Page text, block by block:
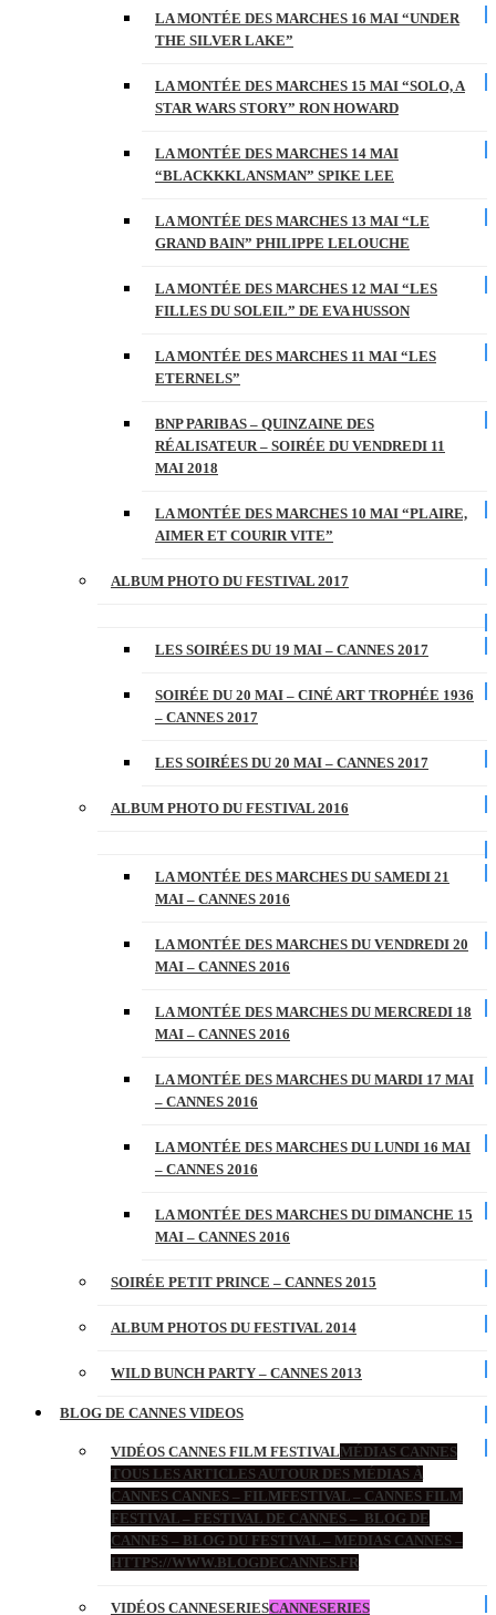
LA MONTÉE DES MARCHES 16 MAI “UNDER
THE SILVER LAKE”
LA MONTÉE DES MARCHES 15 MAI “SOLO, A
STAR WARS STORY” RON HOWARD
LA MONTÉE DES MARCHES 14 MAI
“BLACKKKLANSMAN” SPIKE LEE
LA MONTÉE DES MARCHES 13 MAI “LE
GRAND BAIN” PHILIPPE LELOUCHE
LA MONTÉE DES MARCHES 12 MAI “LES
FILLES DU SOLEIL” DE EVA HUSSON
LA MONTÉE DES MARCHES 11 MAI “LES
ETERNELS”
BNP PARIBAS – QUINZAINE DES
RÉALISATEUR – SOIRÉE DU VENDREDI 11
MAI 2018
LA MONTÉE DES MARCHES 10 MAI “PLAIRE,
AIMER ET COURIR VITE”
ALBUM PHOTO DU FESTIVAL 2017
LES SOIRÉES DU 19 MAI – CANNES 2017
SOIRÉE DU 20 MAI – CINÉ ART TROPHÉE 1936
– CANNES 2017
LES SOIRÉES DU 20 MAI – CANNES 2017
ALBUM PHOTO DU FESTIVAL 2016
LA MONTÉE DES MARCHES DU SAMEDI 21
MAI – CANNES 2016
LA MONTÉE DES MARCHES DU VENDREDI 20
MAI – CANNES 2016
LA MONTÉE DES MARCHES DU MERCREDI 18
MAI – CANNES 2016
LA MONTÉE DES MARCHES DU MARDI 17 MAI
– CANNES 2016
LA MONTÉE DES MARCHES DU LUNDI 16 MAI
– CANNES 2016
LA MONTÉE DES MARCHES DU DIMANCHE 15
MAI – CANNES 2016
SOIRÉE PETIT PRINCE – CANNES 2015
ALBUM PHOTOS DU FESTIVAL 2014
WILD BUNCH PARTY – CANNES 2013
BLOG DE CANNES VIDEOS
VIDÉOS CANNES FILM FESTIVALMÉDIAS CANNES
TOUS LES ARTICLES AUTOUR DES MÉDIAS À
CANNES CANNES – FILMFESTIVAL – CANNES FILM
FESTIVAL – FESTIVAL DE CANNES – BLOG DE
CANNES – BLOG DU FESTIVAL – MEDIAS CANNES –
HTTPS://WWW.BLOGDECANNES.FR
VIDÉOS CANNESERIESCANNESERIES